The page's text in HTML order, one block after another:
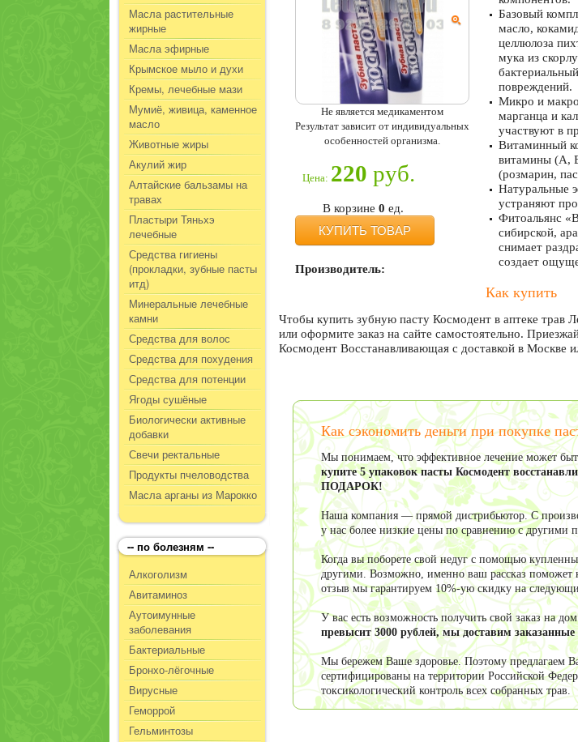
Масла растительные
жирные
Масла эфирные
Крымское мыло и духи
Кремы, лечебные мази
Мумиё, живица, каменное
масло
Животные жиры
Акулий жир
Алтайские бальзамы на
травах
Пластыри Тяньхэ
лечебные
Средства гигиены
(прокладки, зубные пасты
итд)
Минеральные лечебные
камни
Средства для волос
Средства для похудения
Средства для потенции
Ягоды сушёные
Биологически активные
добавки
Свечи ректальные
Продукты пчеловодства
Масла арганы из Марокко
-- по болезням --
Алкоголизм
Авитаминоз
Аутоимунные
заболевания
Бактериальные
Бронхо-лёгочные
Вирусные
Геморрой
Гельминтозы
Не является медикаментом
Результат зависит от индивидуальных
особенностей организма.
Цена: 220 руб.
В корзине 0 ед.
КУПИТЬ ТОВАР
Производитель:
Базовый
масло,
целлюлоза
мука из
повреждений.
Микро и
марганца и
участвуют в
Витаминный
витамины (А,
(розмарин,
Натуральные
устраняют
Фитоальянс
сибирской,
снимает
создает
Как купить
Чтобы купить зубную пасту Космодент в аптеке трав
или оформите заказ на сайте самостоятельно.
Космодент Восстанавливающая с доставкой в Москве
Как сэкономить деньги при покупке
Мы понимаем, что эффективное лечение может
купите 5 упаковок пасты Космодент
ПОДАРОК!
Наша компания — прямой дистрибьютор. С
у нас более низкие цены по сравнению с другими
Когда вы поборете свой недуг с помощью
другими. Возможно, именно ваш рассказ поможет
отзыв мы гарантируем 10%-ую скидку на
У вас есть возможность получить свой заказ на
превысит 3000 рублей, мы доставим
Мы бережем Ваше здоровье. Поэтому предлагаем
сертифицированы на территории Российской
токсикологический контроль всех собранных трав.